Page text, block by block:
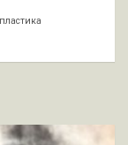
пластика